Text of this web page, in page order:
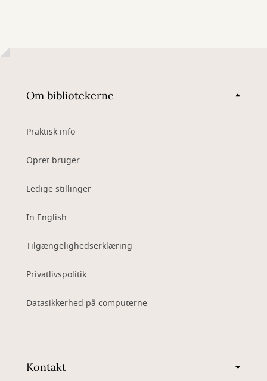
Om bibliotekerne
Praktisk info
Opret bruger
Ledige stillinger
In English
Tilgængelighedserklæring
Privatlivspolitik
Datasikkerhed på computerne
Kontakt